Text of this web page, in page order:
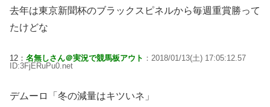
去年は東京新聞杯のブラックスピネルから毎週重賞勝って
たけどな
12： 名無しさん＠実況で競馬板アウト ：2018/01/13(土) 17:05:12.57
ID:3FjERuPu0.net
デムーロ「冬の減量はキツいネ」